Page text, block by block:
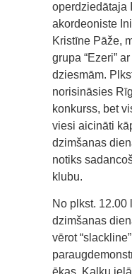
operdziedātaja
akordeoniste
Kristīne Pāže,
grupa “Ezeri”
dziesmām.
norisināsies
konkurss, bet
viesi aicināti
dzimšanas
notiks
klubu.
No plkst. 12.00
dzimšanas
vērot